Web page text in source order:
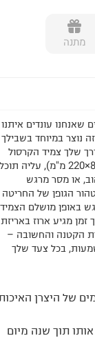
מתנה
עונדים איתנו
נוצר במיוחד בשבילך
שלך צמיד הקרסול
עשוי בעבודת יד, מעוצב בצורה אלגנטית עם לוחית עדינה (8×220 מ"מ), עליה
או מסר מרגש
הגופן של החריטה
באופן מושלם הצמיד
זמן מגיע ארוז באריזת
הקטנה והחשובה –
של היצרן
תוך שנה מיום